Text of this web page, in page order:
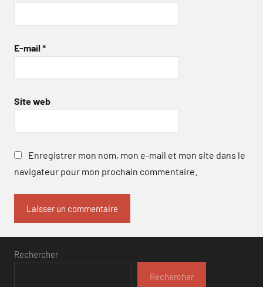
E-mail *
Site web
Enregistrer mon nom, mon e-mail et mon site dans le
navigateur pour mon prochain commentaire.
Rechercher
Rechercher